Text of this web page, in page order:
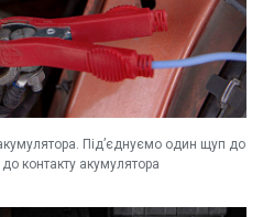
Під’єднуємо один щуп до
контакту акумулятора